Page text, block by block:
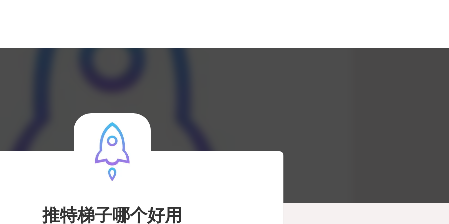
推特梯子哪个好用